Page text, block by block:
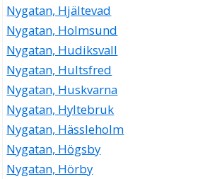
Nygatan, Hjältevad
Nygatan, Holmsund
Nygatan, Hudiksvall
Nygatan, Hultsfred
Nygatan, Huskvarna
Nygatan, Hyltebruk
Nygatan, Hässleholm
Nygatan, Högsby
Nygatan, Hörby